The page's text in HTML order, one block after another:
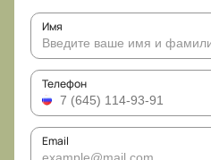
Имя
Телефон
Email